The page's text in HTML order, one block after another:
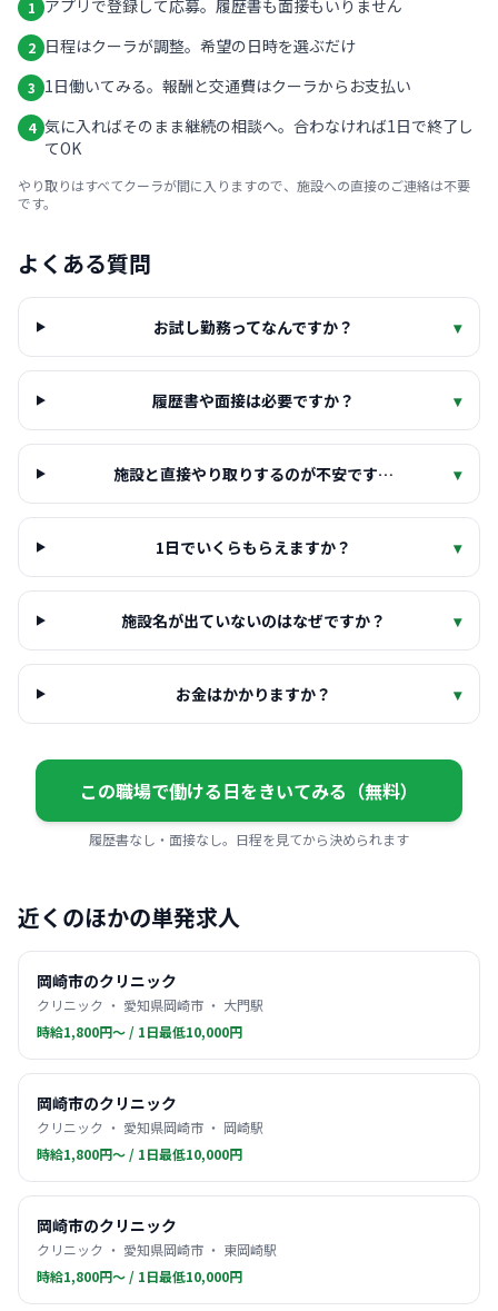
1 アプリで登録して応募。履歴書も面接もいりません
2 日程はクーラが調整。希望の日時を選ぶだけ
3 1日働いてみる。報酬と交通費はクーラからお支払い
4 気に入ればそのまま継続の相談へ。合わなければ1日で終了し
てOK
やり取りはすべてクーラが間に入りますので、施設への直接のご連絡は不要
です。
よくある質問
お試し勤務ってなんですか？ ▾
履歴書や面接は必要ですか？ ▾
施設と直接やり取りするのが不安です… ▾
1日でいくらもらえますか？ ▾
施設名が出ていないのはなぜですか？ ▾
お金はかかりますか？ ▾
この職場で働ける日をきいてみる（無料）
履歴書なし・面接なし。日程を見てから決められます
近くのほかの単発求人
岡崎市のクリニック
クリニック ・ 愛知県岡崎市 ・ 大門駅
時給1,800円〜 / 1日最低10,000円
岡崎市のクリニック
クリニック ・ 愛知県岡崎市 ・ 岡崎駅
時給1,800円〜 / 1日最低10,000円
岡崎市のクリニック
クリニック ・ 愛知県岡崎市 ・ 東岡崎駅
時給1,800円〜 / 1日最低10,000円